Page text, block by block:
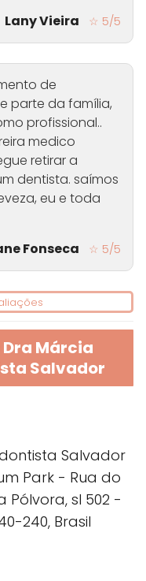
Lany Vieira
☆ 5/5
de
parte da família,
profissional..
medico
retirar a
dentista. saímos
eu e toda
Fonseca
☆ 5/5
Márcia
Salvador
Salvador
Park - Rua do
sl 502 -
240, Brasil